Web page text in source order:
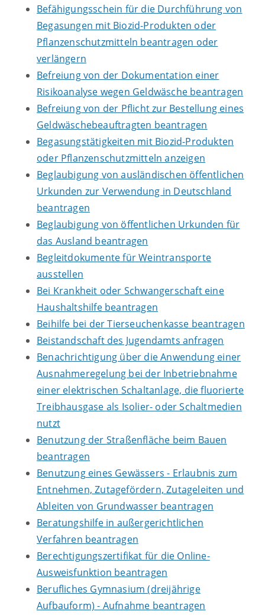
Befähigungsschein für die Durchführung von
Begasungen mit Biozid-Produkten oder
Pflanzenschutzmitteln beantragen oder
verlängern
Befreiung von der Dokumentation einer
Risikoanalyse wegen Geldwäsche beantragen
Befreiung von der Pflicht zur Bestellung eines
Geldwäschebeauftragten beantragen
Begasungstätigkeiten mit Biozid-Produkten
oder Pflanzenschutzmitteln anzeigen
Beglaubigung von ausländischen öffentlichen
Urkunden zur Verwendung in Deutschland
beantragen
Beglaubigung von öffentlichen Urkunden für
das Ausland beantragen
Begleitdokumente für Weintransporte
ausstellen
Bei Krankheit oder Schwangerschaft eine
Haushaltshilfe beantragen
Beihilfe bei der Tierseuchenkasse beantragen
Beistandschaft des Jugendamts anfragen
Benachrichtigung über die Anwendung einer
Ausnahmeregelung bei der Inbetriebnahme
einer elektrischen Schaltanlage, die fluorierte
Treibhausgase als Isolier- oder Schaltmedien
nutzt
Benutzung der Straßenfläche beim Bauen
beantragen
Benutzung eines Gewässers - Erlaubnis zum
Entnehmen, Zutagefördern, Zutageleiten und
Ableiten von Grundwasser beantragen
Beratungshilfe in außergerichtlichen
Verfahren beantragen
Berechtigungszertifikat für die Online-
Ausweisfunktion beantragen
Berufliches Gymnasium (dreijährige
Aufbauform) - Aufnahme beantragen